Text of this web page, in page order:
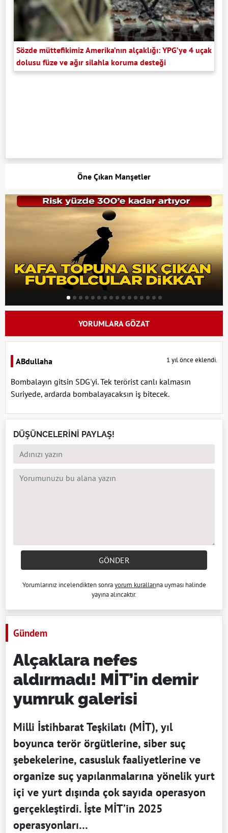
Sözde müttefikimiz Amerika’nın alçaklığı: YPG’ye 4 uçak
dolusu füze ve ağır silahla koruma desteği
Öne Çıkan Manşetler
YORUMLARA GÖZAT
ABdullaha 1 yıl önce eklendi.
Bombalayın gitsin SDG'yi. Tek terörist canlı kalmasın
Suriyede, ardarda bombalayacaksın iş bitecek.
DÜŞÜNCELERİNİ PAYLAŞ!
GÖNDER
Yorumlarınız incelendikten sonrayorum kurallarına uyması halinde
yayına alıncaktır.
Gündem
Alçaklara nefes
aldırmadı! MİT’in demir
yumruk galerisi
Milli İstihbarat Teşkilatı (MİT), yıl
boyunca terör örgütlerine, siber suç
şebekelerine, casusluk faaliyetlerine ve
organize suç yapılanmalarına yönelik yurt
içi ve yurt dışında çok sayıda operasyon
gerçekleştirdi. İşte MİT’in 2025
operasyonları…